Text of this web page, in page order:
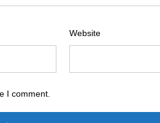
Website
I comment.